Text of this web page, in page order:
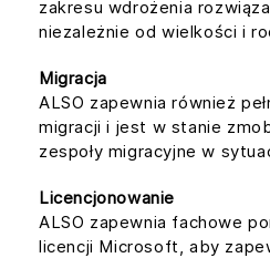
zakresu wdrożenia
niezależnie od wielkości i
Migracja
ALSO zapewnia również
migracji i jest w stanie
zespoły migracyjne w
Licencjonowanie
ALSO zapewnia fachowe
licencji Microsoft, aby